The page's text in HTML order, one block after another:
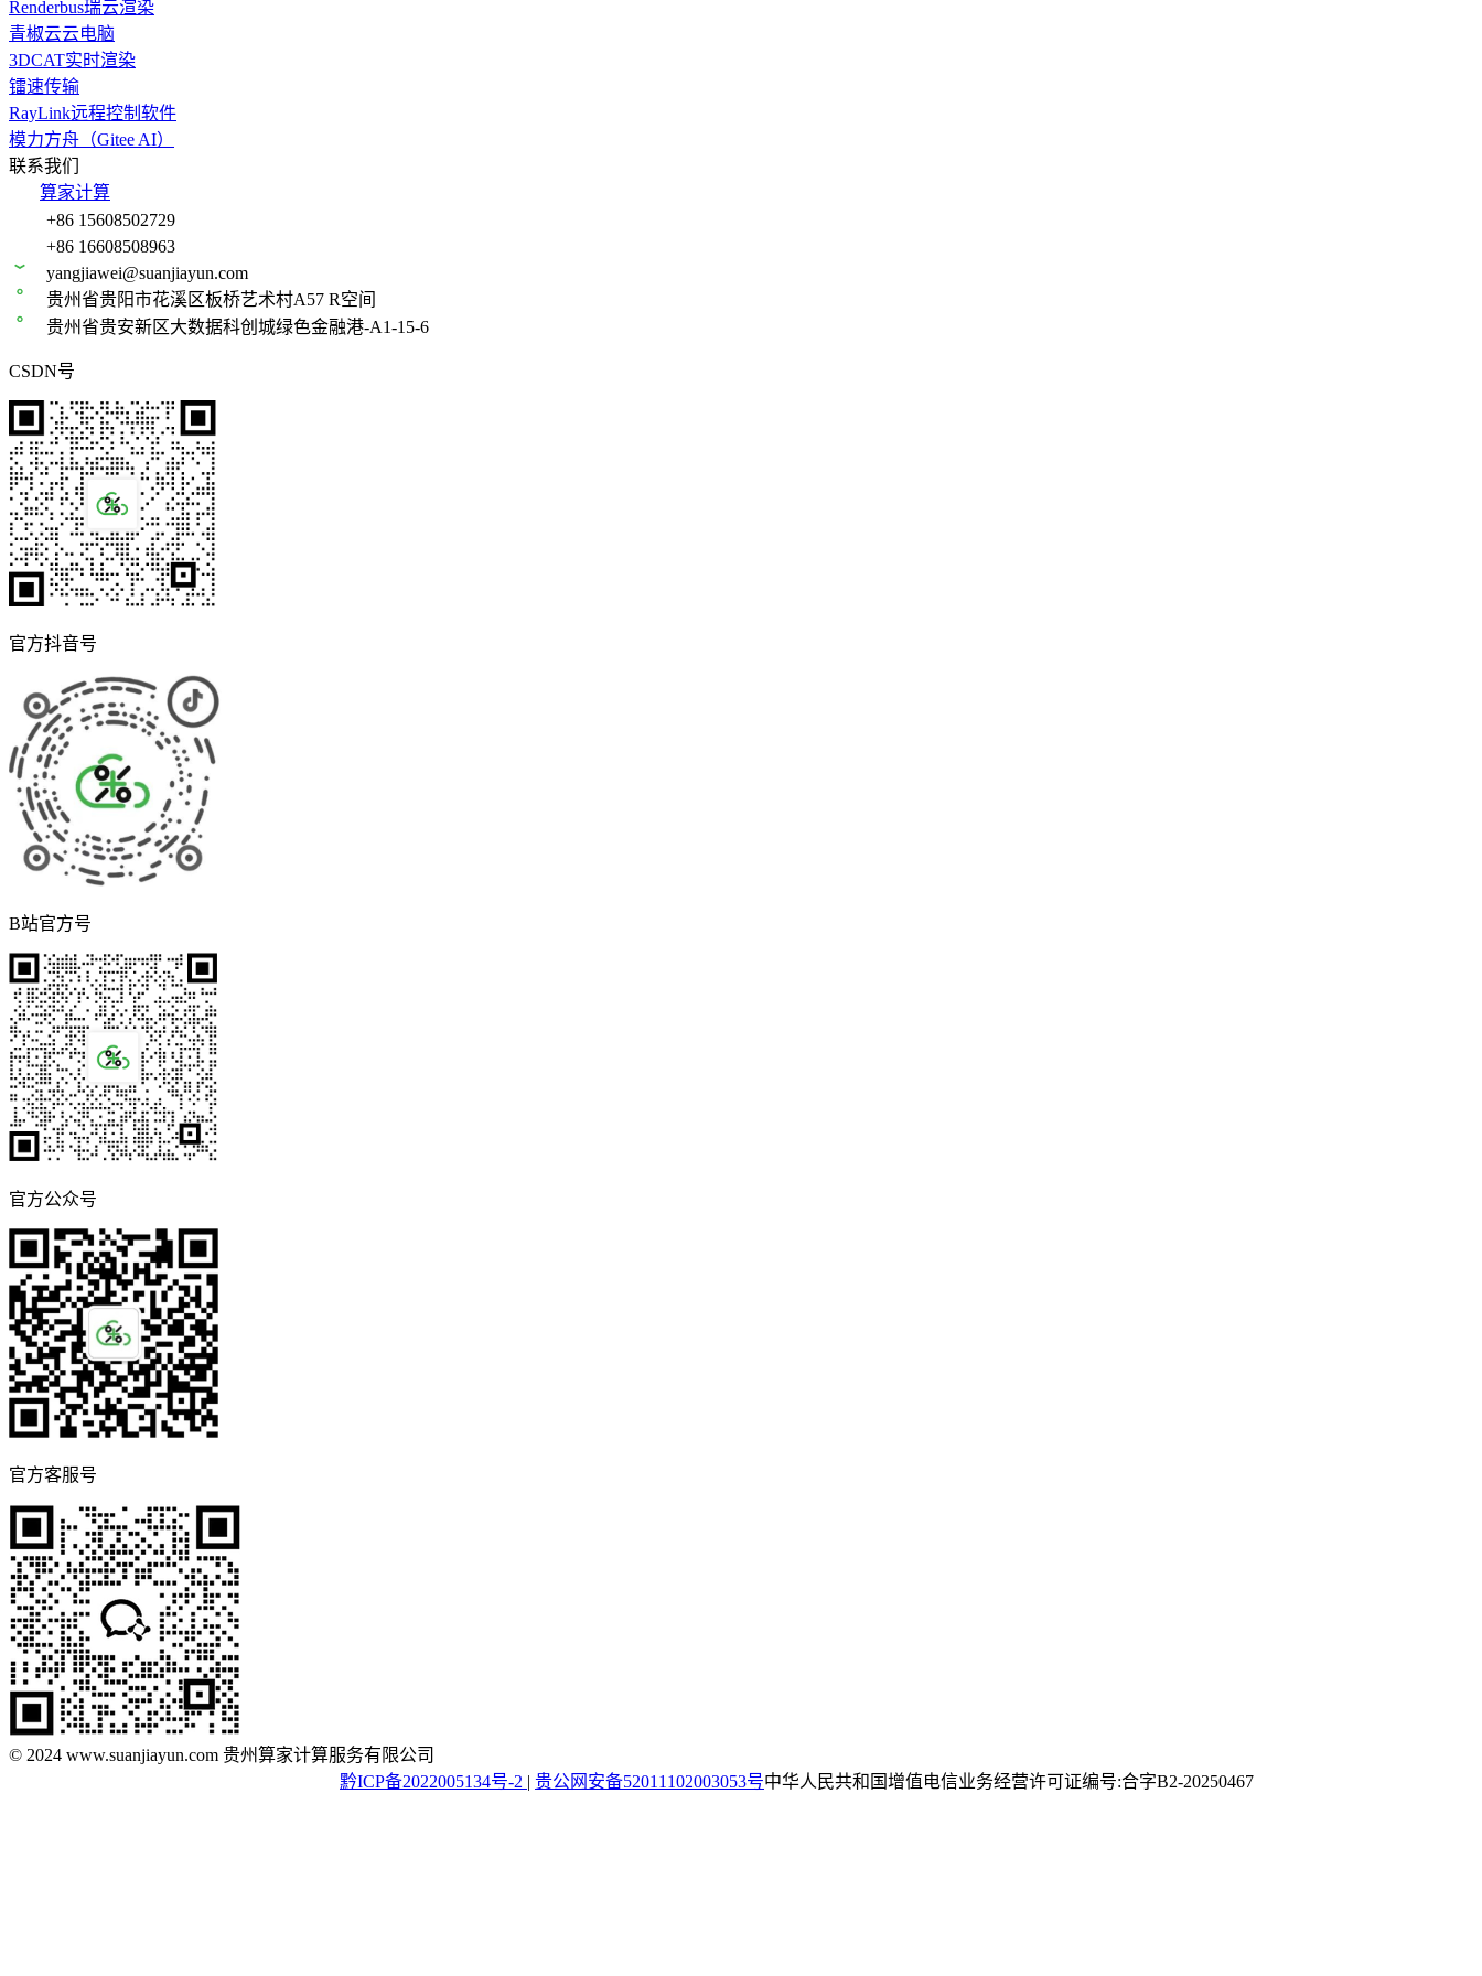
Renderbus瑞云渲染
青椒云云电脑
3DCAT实时渲染
镭速传输
RayLink远程控制软件
模力方舟（Gitee AI）
联系我们
算家计算
+86 15608502729
+86 16608508963
yangjiawei@suanjiayun.com
贵州省贵阳市花溪区板桥艺术村A57 R空间
贵州省贵安新区大数据科创城绿色金融港-A1-15-6
CSDN号
官方抖音号
B站官方号
官方公众号
官方客服号
© 2024 www.suanjiayun.com 贵州算家计算服务有限公司
黔ICP备2022005134号-2 | 贵公网安备52011102003053号中华人民共和国增值电信业务经营许可证编号:合字B2-20250467